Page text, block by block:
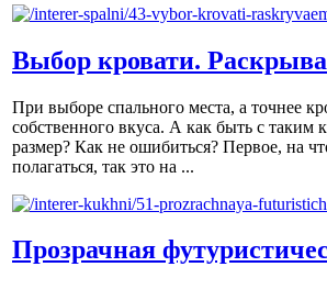
Выбор кровати.
При выборе спального места, а точнее
собственного вкуса. А как быть с таким
размер? Как не ошибиться? Первое, на
полагаться, так это на ...
Прозрачная